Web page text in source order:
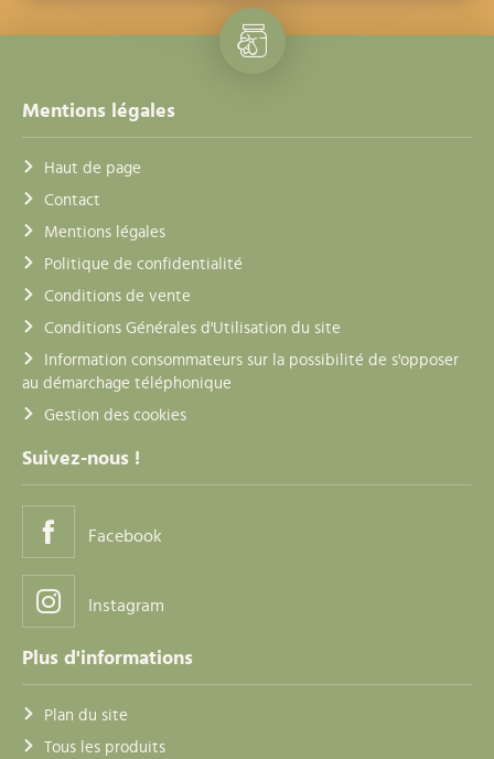
Mentions légales
Haut de page
Contact
Mentions légales
Politique de confidentialité
Conditions de vente
Conditions Générales d'Utilisation du site
Information consommateurs sur la possibilité de s'opposer
au démarchage téléphonique
Gestion des cookies
Suivez-nous !
Facebook
Instagram
Plus d'informations
Plan du site
Tous les produits